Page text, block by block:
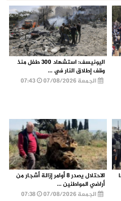
اليونيسف: استشهاد 300 طفل منذ
وقف إطلاق النار في ...
الجمعة 07/08/2026
07:43
الاحتلال يصدر 8 أوامر إزالة أشجار من
أراضي المواطنين ...
الجمعة 07/08/2026
07:38